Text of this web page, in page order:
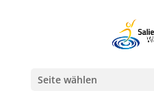
Seite wählen